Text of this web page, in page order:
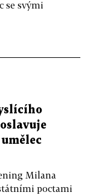
se svými
Milana
poctami